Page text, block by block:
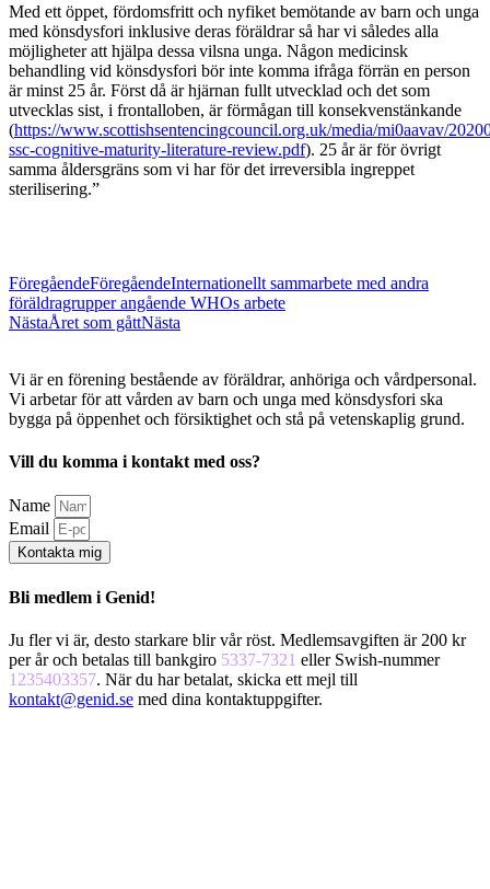
Med ett öppet, fördomsfritt och nyfiket bemötande av barn och unga
med könsdysfori inklusive deras föräldrar så har vi således alla
möjligheter att hjälpa dessa vilsna unga. Någon medicinsk
behandling vid könsdysfori bör inte komma ifråga förrän en person
är minst 25 år. Först då är hjärnan fullt utvecklad och det som
utvecklas sist, i frontalloben, är förmågan till konsekvenstänkande
(https://www.scottishsentencingcouncil.org.uk/media/mi0aavav/
ssc-cognitive-maturity-literature-review.pdf). 25 år är för övrigt
samma åldersgräns som vi har för det irreversibla ingreppet
sterilisering.”
FöregåendeFöregåendeInternationellt sammarbete med andra
föräldragrupper angående WHOs arbete
NästaÅret som gåttNästa
Vi är en förening bestående av föräldrar, anhöriga och vårdpersonal.
Vi arbetar för att vården av barn och unga med könsdysfori ska
bygga på öppenhet och försiktighet och stå på vetenskaplig grund.
Vill du komma i kontakt med oss?
Name
Email
Kontakta mig
Bli medlem i Genid!
Ju fler vi är, desto starkare blir vår röst. Medlemsavgiften är 200 kr
per år och betalas till bankgiro 5337-7321 eller Swish-nummer
1235403357. När du har betalat, skicka ett mejl till
kontakt@genid.se med dina kontaktuppgifter.